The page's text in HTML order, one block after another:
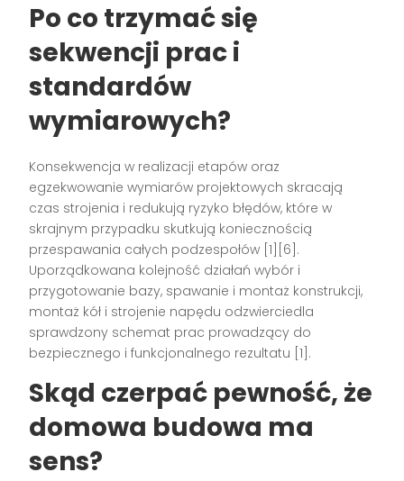
Po co trzymać się
sekwencji prac i
standardów
wymiarowych?
Konsekwencja w realizacji etapów oraz
egzekwowanie wymiarów projektowych skracają
czas strojenia i redukują ryzyko błędów, które w
skrajnym przypadku skutkują koniecznością
przespawania całych podzespołów [1][6].
Uporządkowana kolejność działań wybór i
przygotowanie bazy, spawanie i montaż konstrukcji,
montaż kół i strojenie napędu odzwierciedla
sprawdzony schemat prac prowadzący do
bezpiecznego i funkcjonalnego rezultatu [1].
Skąd czerpać pewność, że
domowa budowa ma
sens?